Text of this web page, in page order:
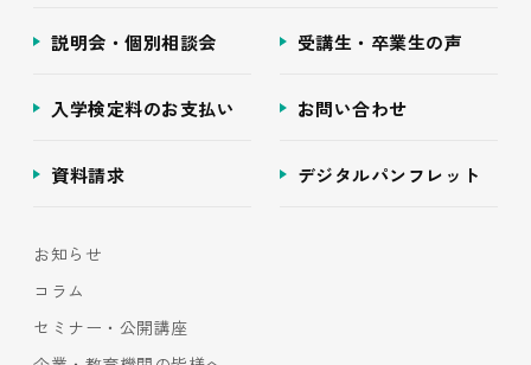
説明会・個別相談会 受講生・卒業生の声
入学検定料のお支払い お問い合わせ
資料請求 デジタルパンフレット
お知らせ
コラム
セミナー・公開講座